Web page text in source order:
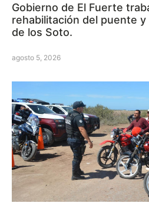
Gobierno de El Fuerte
rehabilitación del puente
de los Soto.
agosto 5, 2026